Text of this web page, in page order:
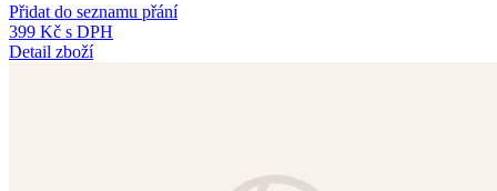
Přidat do seznamu přání
399 Kč s DPH
Detail zboží